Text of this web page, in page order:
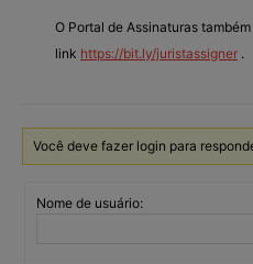
O Portal de Assinaturas
link https://bit.ly/juristassigner .
Você deve fazer login para
Nome de usuário: